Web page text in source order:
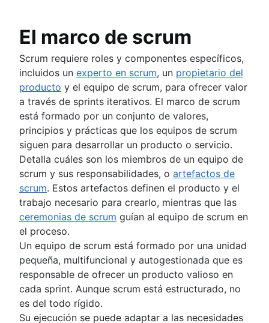
El marco de scrum
Scrum requiere roles y componentes específicos,
incluidos un experto en scrum, un propietario del
producto y el equipo de scrum, para ofrecer valor
a través de sprints iterativos. El marco de scrum
está formado por un conjunto de valores,
principios y prácticas que los equipos de scrum
siguen para desarrollar un producto o servicio.
Detalla cuáles son los miembros de un equipo de
scrum y sus responsabilidades, o artefactos de
scrum. Estos artefactos definen el producto y el
trabajo necesario para crearlo, mientras que las
ceremonias de scrum guían al equipo de scrum en
el proceso.
Un equipo de scrum está formado por una unidad
pequeña, multifuncional y autogestionada que es
responsable de ofrecer un producto valioso en
cada sprint. Aunque scrum está estructurado, no
es del todo rígido.
Su ejecución se puede adaptar a las necesidades